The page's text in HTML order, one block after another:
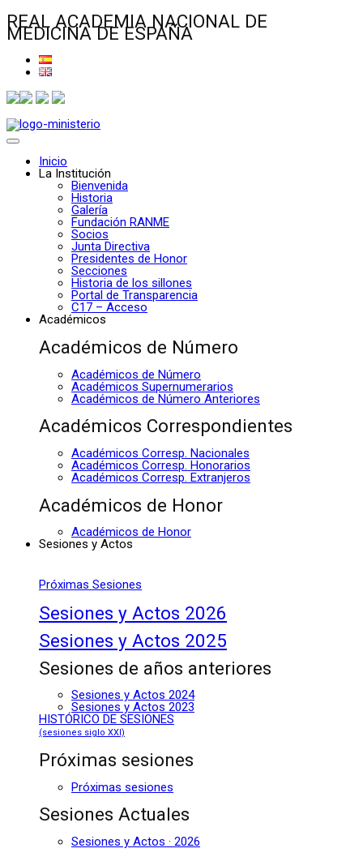
REAL ACADEMIA NACIONAL DE
MEDICINA DE ESPAÑA
Inicio
La Institución
Bienvenida
Historia
Galería
Fundación RANME
Socios
Junta Directiva
Presidentes de Honor
Secciones
Historia de los sillones
Portal de Transparencia
C17 – Acceso
Académicos
Académicos de Número
Académicos de Número
Académicos Supernumerarios
Académicos de Número Anteriores
Académicos Correspondientes
Académicos Corresp. Nacionales
Académicos Corresp. Honorarios
Académicos Corresp. Extranjeros
Académicos de Honor
Académicos de Honor
Sesiones y Actos
Próximas Sesiones
Sesiones y Actos 2026
Sesiones y Actos 2025
Sesiones de años anteriores
Sesiones y Actos 2024
Sesiones y Actos 2023
HISTÓRICO DE SESIONES
(sesiones siglo XXI)
Próximas sesiones
Próximas sesiones
Sesiones Actuales
Sesiones y Actos · 2026